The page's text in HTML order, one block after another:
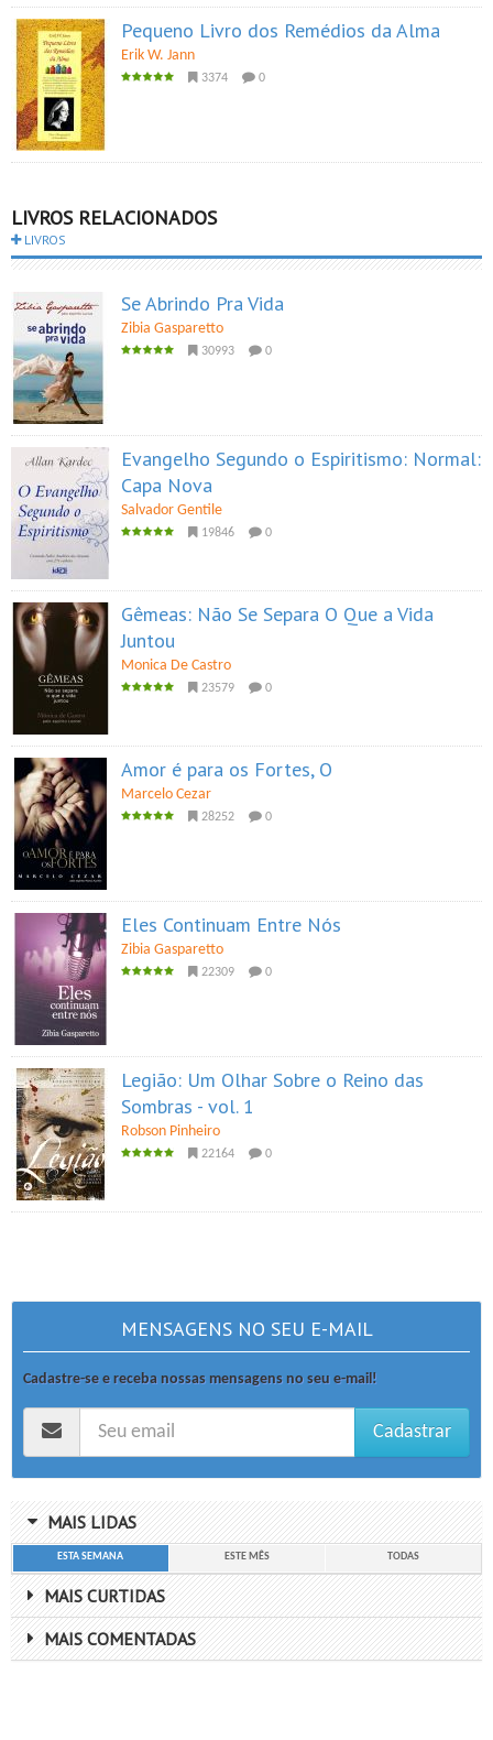
Pequeno Livro dos Remédios da Alma
Erik W. Jann
3374 0
LIVROS RELACIONADOS
LIVROS
Se Abrindo Pra Vida
Zibia Gasparetto
30993 0
Evangelho Segundo o Espiritismo: Normal:
Capa Nova
Salvador Gentile
19846 0
Gêmeas: Não Se Separa O Que a Vida
Juntou
Monica De Castro
23579 0
Amor é para os Fortes, O
Marcelo Cezar
28252 0
Eles Continuam Entre Nós
Zibia Gasparetto
22309 0
Legião: Um Olhar Sobre o Reino das
Sombras - vol. 1
Robson Pinheiro
22164 0
MENSAGENS NO SEU E-MAIL
Cadastre-se e receba nossas mensagens no seu e-mail!
Cadastrar
MAIS LIDAS
ESTA SEMANA ESTE MÊS TODAS
MAIS CURTIDAS
MAIS COMENTADAS